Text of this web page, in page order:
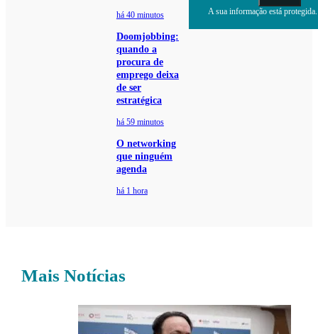
há 40 minutos
Doomjobbing:
quando a
procura de
emprego deixa
de ser
estratégica
há 59 minutos
O networking
que ninguém
agenda
há 1 hora
A sua informação está
Mais Notícias